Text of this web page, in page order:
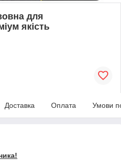
для
якість
Доставка Оплата Умови